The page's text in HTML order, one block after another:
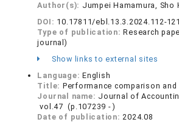
Author(s): Jumpei Hamamura, Sho
DOI: 10.17811/ebl.13.3.2024.112-121
Type of publication:Research
journal)
Show links to external sites
Language:English
Title: Performance comparison
Journal name: Journal of
vol.47 (p.107239 - )
Date of publication:2024.08